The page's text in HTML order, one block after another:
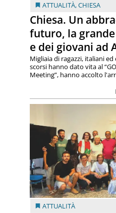
ATTUALITÀ,CHIESA
Chiesa. Un
futuro, la
e dei giovani ad
Migliaia di ragazzi, italiani
scorsi hanno dato vita al
Meeting”, hanno accolto
ATTUALITÀ